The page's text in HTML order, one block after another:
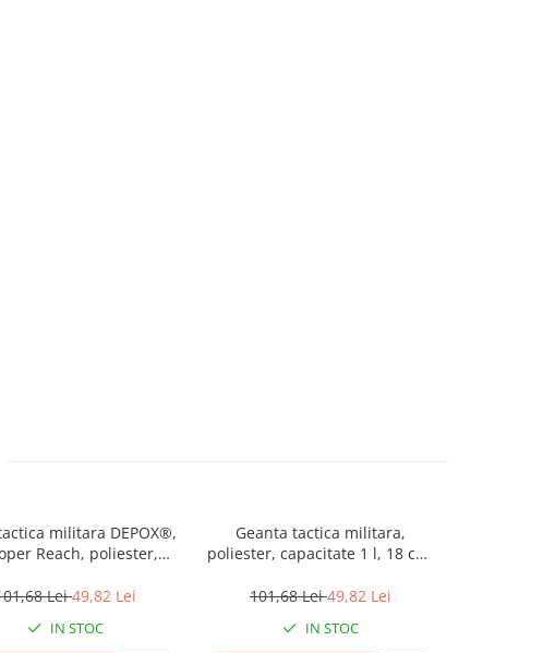
militara DEPOX®,
Reach, poliester,
Lei49,82 Lei
IN STOC
Geanta tactica militara,
poliester, capacitate 1 l, 18 cm,
101,68 Lei49,82 Lei
IN STOC